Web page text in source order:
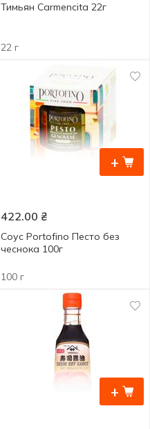
Тимьян Carmencita 22г
22 г
+
422.00 ₴
Соус Portofino Песто без
чеснока 100г
100 г
+